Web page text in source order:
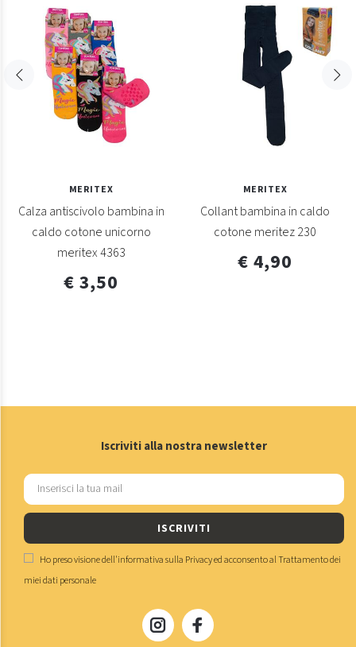
MERITEX
Calza antiscivolo bambina in
caldo cotone unicorno
meritex 4363
€ 3,50
MERITEX
Collant bambina in caldo
cotone meritez 230
€ 4,90
Iscriviti alla nostra newsletter
ISCRIVITI
Ho preso visione dell'informativa sulla Privacyed acconsento alTrattamento dei
miei dati personale